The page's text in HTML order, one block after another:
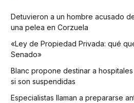
Detuvieron a un hombre acusado
una pelea en Corzuela
«Ley de Propiedad Privada: qué
Senado»
Blanc propone destinar a
si son suspendidas
Especialistas llaman a prepararse